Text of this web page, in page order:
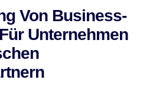
Von Business-
Unternehmen